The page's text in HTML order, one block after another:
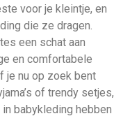
voor je kleintje, en
die ze dragen.
een schat aan
en comfortabele
je nu op zoek bent
of trendy setjes,
babykleding hebben